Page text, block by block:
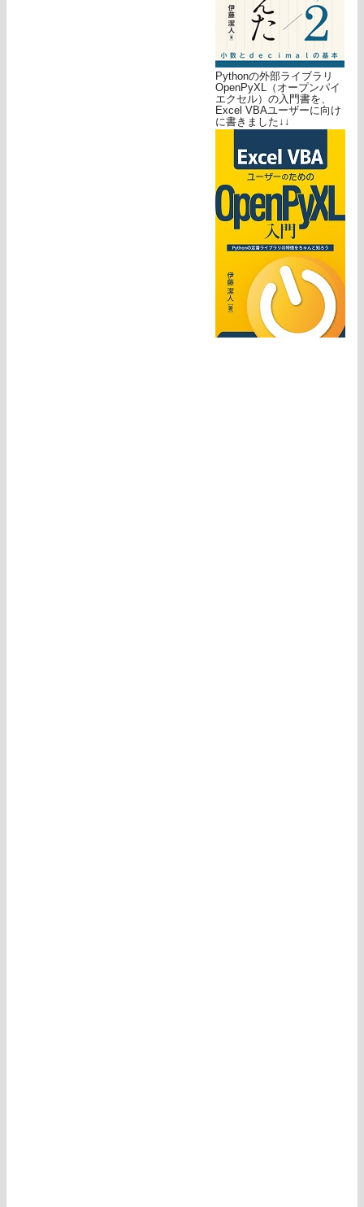
Pythonの外部ライブラリ
OpenPyXL（オープンパイ
エクセル）の入門書を、
Excel VBAユーザーに向け
に書きました↓↓